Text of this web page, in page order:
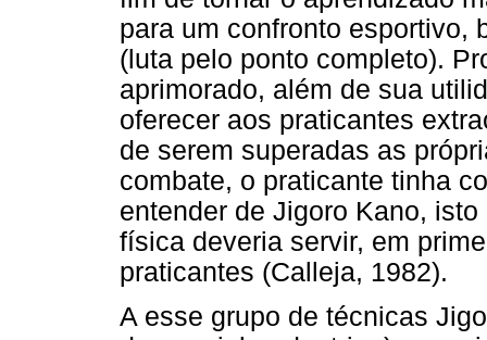
para um confronto esportivo,
(luta pelo ponto completo).
aprimorado, além de sua
oferecer aos praticantes
de serem superadas as
combate, o praticante tinha
entender de Jigoro Kano,
física deveria servir, em
praticantes (Calleja, 1982).
A esse grupo de técnicas